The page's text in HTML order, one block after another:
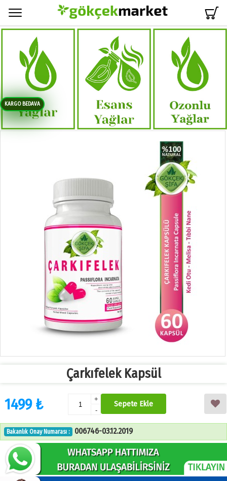
KARGO BEDAVA
Çarkıfelek Kapsül
1499 ₺
+
-
Sepete Ekle
Bakanlık Onay Numarası : 006746-03.12.2019